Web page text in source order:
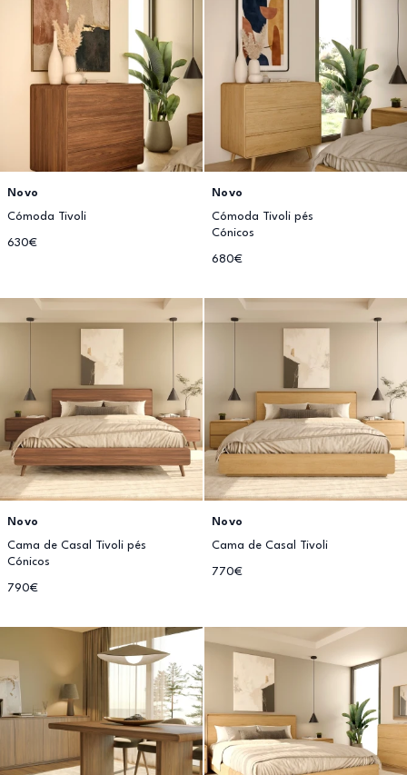
Novo
Cómoda Tivoli
630€
Novo
Cómoda Tivoli pés
Cónicos
680€
Novo
Cama de Casal Tivoli pés
Cónicos
790€
Novo
Cama de Casal Tivoli
770€